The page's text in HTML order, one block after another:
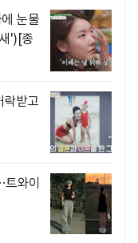
눈물
')[종
락받고
트와이